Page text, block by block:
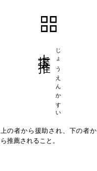
じょうえんかすい
上の者から援助され、下の者か
ら推薦されること。